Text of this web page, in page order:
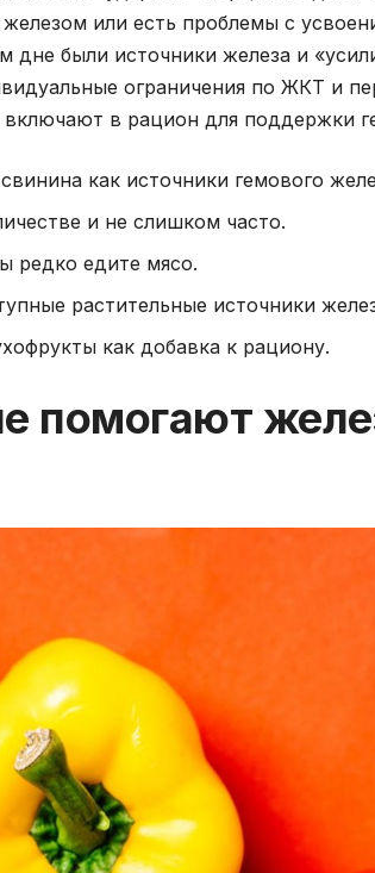
или есть проблемы с
были источники железа и
ограничения по ЖКТ и
в рацион для поддержки
как источники гемового
и не слишком часто.
редко едите мясо.
растительные источники
как добавка к рациону.
помогают